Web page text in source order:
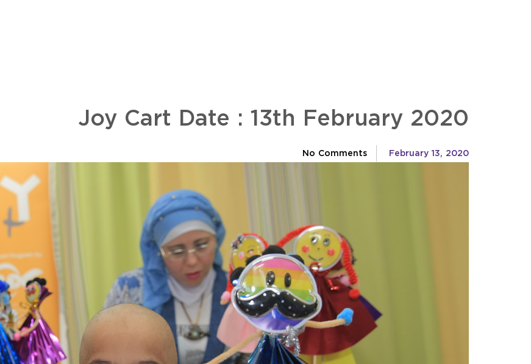
Joy Cart Date : 13th February 2020
February 13, 2020
No Comments